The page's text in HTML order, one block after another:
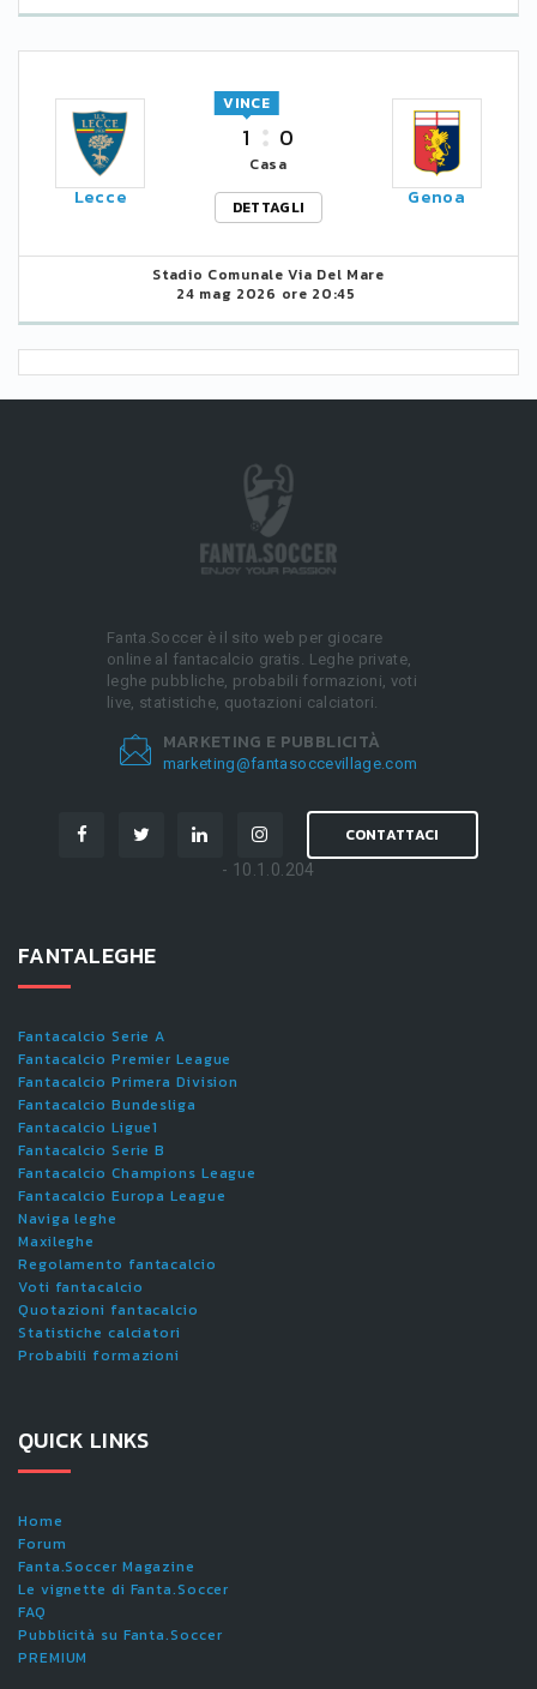
Lecce
1
VINCE
0
Casa
DETTAGLI
Genoa
Stadio Comunale Via Del Mare
24 mag 2026 ore 20:45
Fanta.Soccer è il sito web per giocare
online al fantacalcio gratis. Leghe private,
leghe pubbliche, probabili formazioni, voti
live, statistiche, quotazioni calciatori.
MARKETING E PUBBLICITÀ
marketing@fantasoccevillage.com
CONTATTACI
- 10.1.0.204
FANTALEGHE
Fantacalcio Serie A
Fantacalcio Premier League
Fantacalcio Primera Division
Fantacalcio Bundesliga
Fantacalcio Ligue1
Fantacalcio Serie B
Fantacalcio Champions League
Fantacalcio Europa League
Naviga leghe
Maxileghe
Regolamento fantacalcio
Voti fantacalcio
Quotazioni fantacalcio
Statistiche calciatori
Probabili formazioni
QUICK LINKS
Home
Forum
Fanta.Soccer Magazine
Le vignette di Fanta.Soccer
FAQ
Pubblicità su Fanta.Soccer
PREMIUM